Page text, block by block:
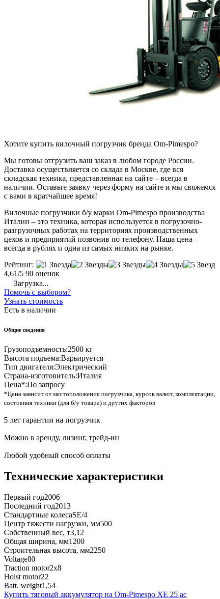
Хотите купить вилочный погрузчик бренда Om-Pimespo?
Мы готовы отгрузить ваш заказ в любом городе России.
Доставка осуществляется со склада в Москве, где вся
складская техника, представленная на сайте – всегда в
наличии. Оставьте заявку через форму на сайте и мы свяжемся
с вами в кратчайшее время!
Вилочные погрузчики б/у марки Om-Pimespo производства
Италии – это техника, которая используется в погрузочно-
разгрузочных работах на территориях производственных
цехов и предприятий позвонив по телефону. Наша цена –
всегда в рублях и одна из самых низких на рынке.
Рейтинг:
4,61/5 90 оценок
Загрузка...
Помочь с выбором?
Узнать стоимость
Есть в наличии
Общие сведения
Грузоподъемность:2500 кг
Высота подъема:Варьируется
Тип двигателя:Электрический
Страна-изготовитель:Италия
Цена*:По запросу
*Цена зависит от местоположения погрузчика, курсов валют, комплектации,
состояния техники (для б/у товара) и других факторов
5 лет гарантии на погрузчик
Можно в аренду, лизинг, трейд-ин
Любой удобный способ оплаты
Технические характеристики
Первый год2006
Последний год2013
Стандартные колесаSE/4
Центр тяжести нагрузки, мм500
Собственный вес, т3,12
Общая ширина, мм1200
Строительная высота, мм2250
Voltage80
Traction motor2x8
Hoist motor22
Batt. weight1,54
Купить тяговый аккумулятор на Om-Pimespo XE 25 ac